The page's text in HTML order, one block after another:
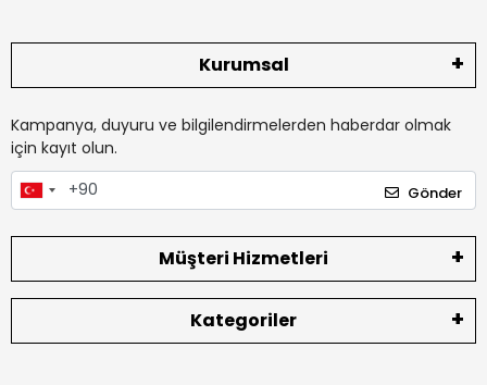
Kurumsal
Kampanya, duyuru ve bilgilendirmelerden haberdar olmak
için kayıt olun.
Gönder
Müşteri Hizmetleri
Kategoriler